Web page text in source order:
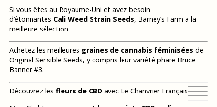
Si vous êtes au Royaume-Uni et avez besoin
d’étonnantes Cali Weed Strain Seeds, Barney’s Farm a la
meilleure sélection.
Achetez les meilleures graines de cannabis féminisées de
Original Sensible Seeds, y compris leur variété phare Bruce
Banner #3.
Découvrez les fleurs de CBDavec Le Chanvrier Français